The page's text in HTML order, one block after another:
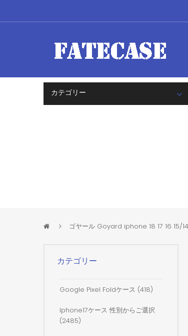
カテゴリー
ゴヤール Goyard iphone 18 17 16 15/
カテゴリー
Google Pixel Foldケース (418)
Iphone17ケース 性別からご選択
(2485)